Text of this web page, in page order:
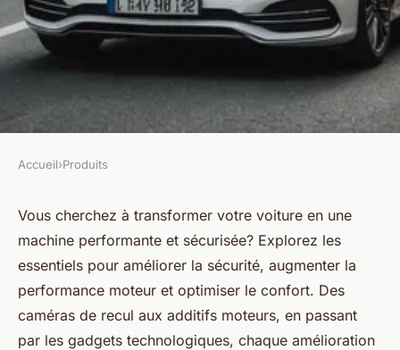
Tout ce dont vous avez besoin
pour améliorer votre voiture
Jules•20 septembre 2024 •4 min de lecture
Accueil›Produits
Vous cherchez à transformer votre voiture en une
machine performante et sécurisée? Explorez les
essentiels pour améliorer la sécurité, augmenter la
performance moteur et optimiser le confort. Des
caméras de recul aux additifs moteurs, en passant
par les gadgets technologiques, chaque amélioration